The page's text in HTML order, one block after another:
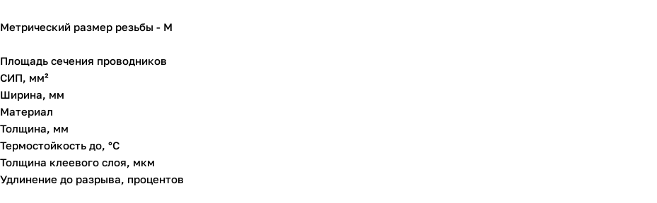
Метрический размер резьбы - М
Площадь сечения проводников
СИП, мм²
Ширина, мм
Материал
Толщина, мм
Термостойкость до, °C
Толщина клеевого слоя, мкм
Удлинение до разрыва, процентов